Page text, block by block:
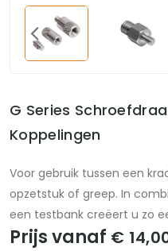
G Series
Koppelingen
Voor gebruik tussen een
opzetstuk of greep. In
een testbank creëert u zo
Prijs vanaf €